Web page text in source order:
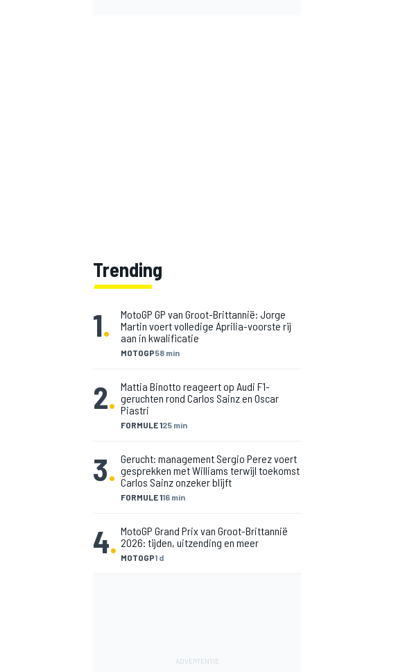
Trending
1.
MOTOGP58 min
MotoGP GP van Groot-Brittannië: Jorge
Martin voert volledige Aprilia-voorste rij
aan in kwalificatie
2.
FORMULE 125 min
Mattia Binotto reageert op Audi F1-
geruchten rond Carlos Sainz en Oscar
Piastri
3.
FORMULE 116 min
Gerucht: management Sergio Perez voert
gesprekken met Williams terwijl toekomst
Carlos Sainz onzeker blijft
4. MOTOGP1 d
MotoGP Grand Prix van Groot-Brittannië
2026: tijden, uitzending en meer